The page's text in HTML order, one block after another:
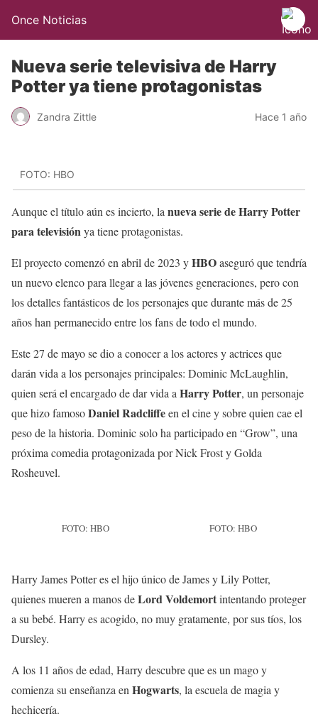
Once Noticias
Nueva serie televisiva de Harry
Potter ya tiene protagonistas
Zandra Zittle Hace 1 año
FOTO: HBO
Aunque el título aún es incierto, la nueva serie de Harry Potter
para televisiónya tiene protagonistas.
El proyecto comenzó en abril de 2023 yHBOaseguró que tendría
un nuevo elenco para llegar a las jóvenes generaciones, pero con
los detalles fantásticos de los personajes que durante más de 25
años han permanecido entre los fans de todo el mundo.
Este 27 de mayo se dio a conocer a los actores y actrices que
darán vida a los personajes principales: Dominic McLaughlin,
quien será el encargado de dar vida a Harry Potter, un personaje
que hizo famosoDaniel Radcliffeen el cine y sobre quien cae el
peso de la historia. Dominic solo ha participado en “Grow”, una
próxima comedia protagonizada por Nick Frost y Golda
Rosheuvel.
FOTO: HBO FOTO: HBO
Harry James Potter es el hijo único de James y Lily Potter,
quienes mueren a manos deLord Voldemortintentando proteger
a su bebé. Harry es acogido, no muy gratamente, por sus tíos, los
Dursley.
A los 11 años de edad, Harry descubre que es un mago y
comienza su enseñanza enHogwarts, la escuela de magia y
hechicería.